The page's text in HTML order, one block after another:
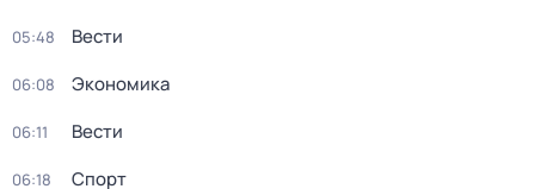
05:48 Вести
06:08 Экономика
06:11 Вести
06:18 Спорт